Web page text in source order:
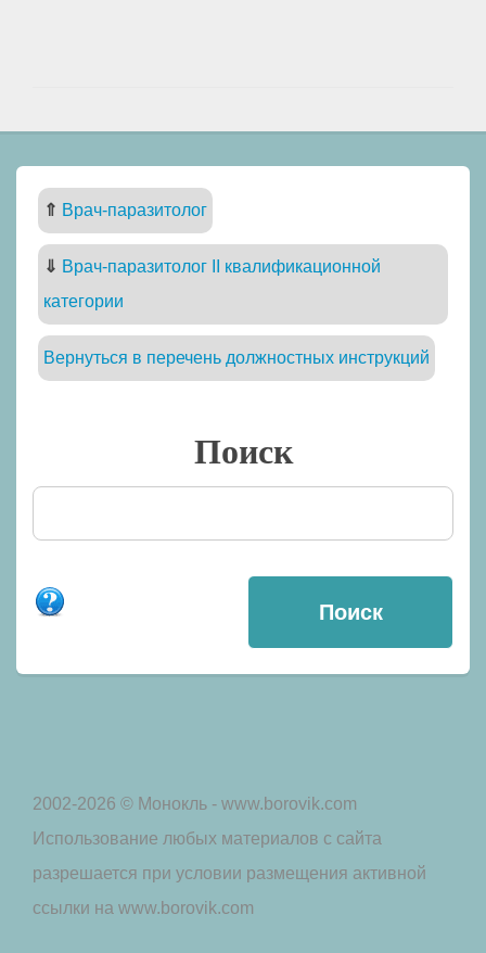
⇑ Врач-паразитолог
⇓ Врач-паразитолог II квалификационной
категории
Вернуться в перечень должностных инструкций
Поиск
2002-2026 © Монокль - www.borovik.com
Использование любых материалов с сайта
разрешается при условии размещения активной
ссылки на www.borovik.com